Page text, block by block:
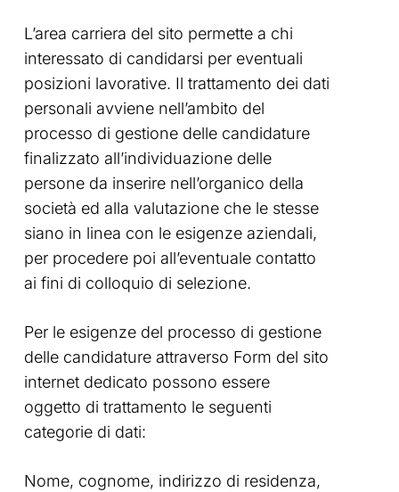
L’area carriera del sito permette a chi
interessato di candidarsi per eventuali
posizioni lavorative. Il trattamento dei dati
personali avviene nell’ambito del
processo di gestione delle candidature
finalizzato all’individuazione delle
persone da inserire nell’organico della
società ed alla valutazione che le stesse
siano in linea con le esigenze aziendali,
per procedere poi all’eventuale contatto
ai fini di colloquio di selezione.
Per le esigenze del processo di gestione
delle candidature attraverso Form del sito
internet dedicato possono essere
oggetto di trattamento le seguenti
categorie di dati:
Nome, cognome, indirizzo di residenza,